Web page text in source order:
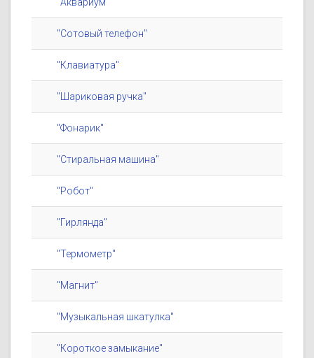
"Аквариум"
"Сотовый телефон"
"Клавиатура"
"Шариковая ручка"
"Фонарик"
"Стиральная машина"
"Робот"
"Гирлянда"
"Термометр"
"Магнит"
"Музыкальная шкатулка"
"Короткое замыкание"